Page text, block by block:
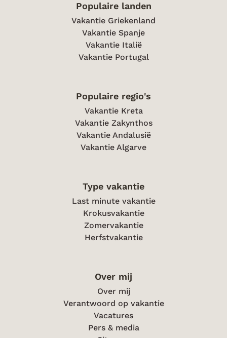
Populaire landen
Vakantie Griekenland
Vakantie Spanje
Vakantie Italië
Vakantie Portugal
Populaire regio's
Vakantie Kreta
Vakantie Zakynthos
Vakantie Andalusië
Vakantie Algarve
Type vakantie
Last minute vakantie
Krokusvakantie
Zomervakantie
Herfstvakantie
Over mij
Over mij
Verantwoord op vakantie
Vacatures
Pers & media